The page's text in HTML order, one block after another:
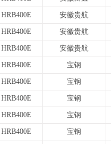
HRB400E
安徽贵航
HRB400E
安徽贵航
HRB400E
安徽贵航
HRB400E
宝钢
HRB400E
宝钢
HRB400E
宝钢
HRB400E
宝钢
HRB400E
宝钢